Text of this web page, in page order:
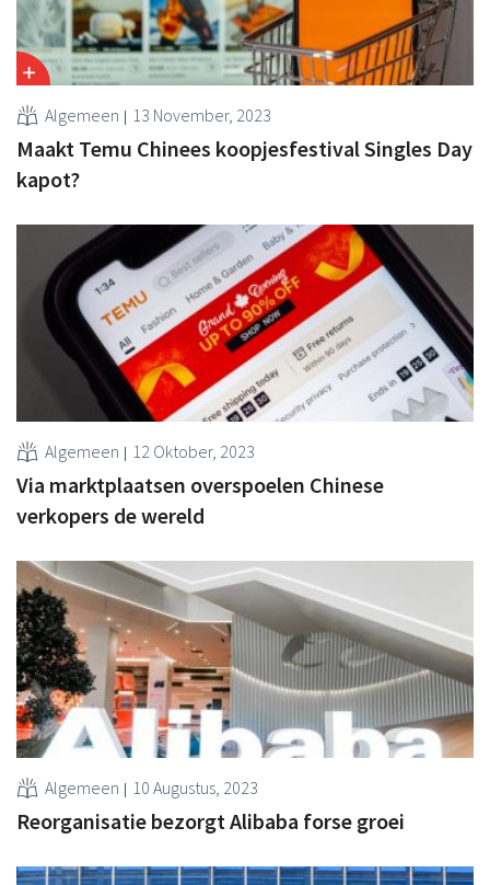
Algemeen 13 November, 2023
Maakt Temu Chinees koopjesfestival Singles Day
kapot?
Algemeen 12 Oktober, 2023
Via marktplaatsen overspoelen Chinese
verkopers de wereld
Algemeen 10 Augustus, 2023
Reorganisatie bezorgt Alibaba forse groei